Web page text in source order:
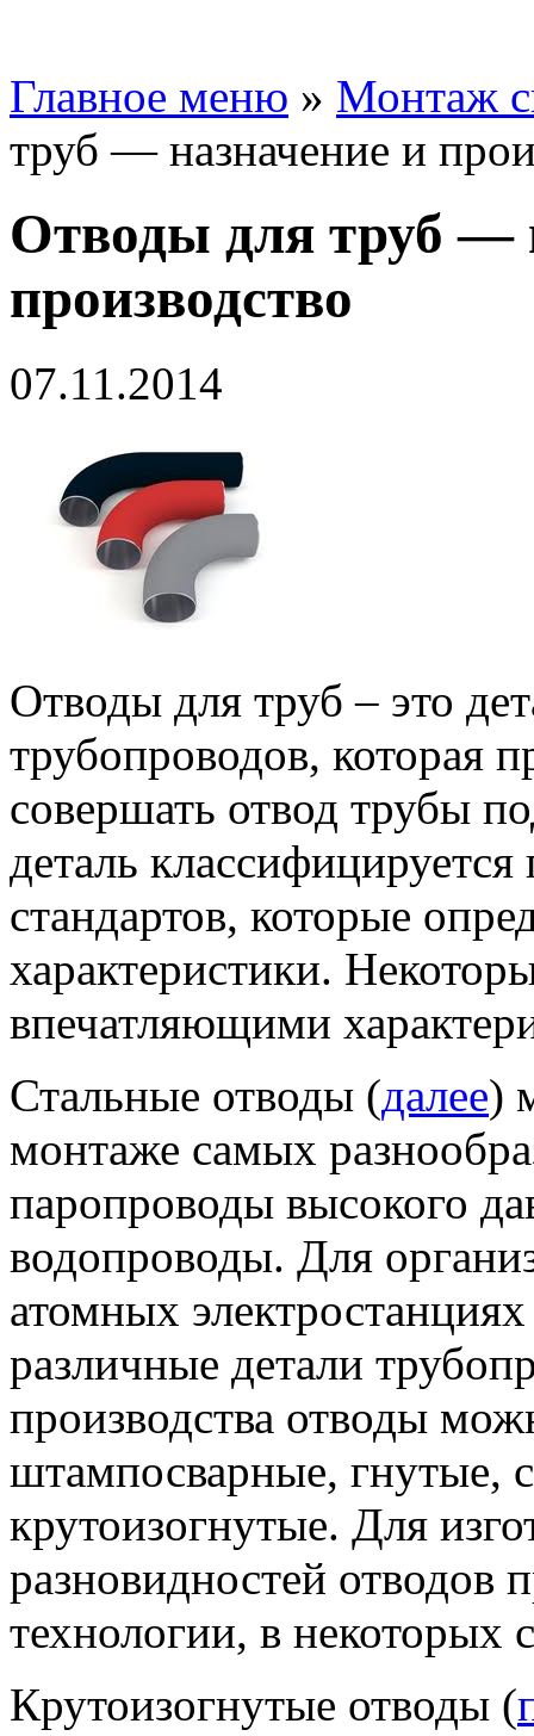
Главное меню » Монтаж
труб — назначение и
Отводы для труб —
производство
07.11.2014
Отводы для труб – это
трубопроводов, которая
совершать отвод трубы
деталь
стандартов, которые
характеристики.
впечатляющими
Стальные отводы (далее)
монтаже самых
паропроводы высокого
водопроводы. Для
атомных
различные детали
производства отводы
штампосварные, гнутые,
крутоизогнутые. Для
разновидностей отводов
технологии, в некоторых
Крутоизогнутые отводы (